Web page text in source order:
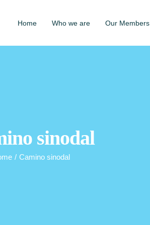
Home Who we are Our Members
sinodal
/ Camino sinodal